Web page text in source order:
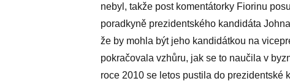
nebyl, takže post komentátorky Fiorinu
poradkyně prezidentského kandidáta
že by mohla být jeho kandidátkou na
pokračovala vzhůru, jak se to naučila v
roce 2010 se letos pustila do prezidentské